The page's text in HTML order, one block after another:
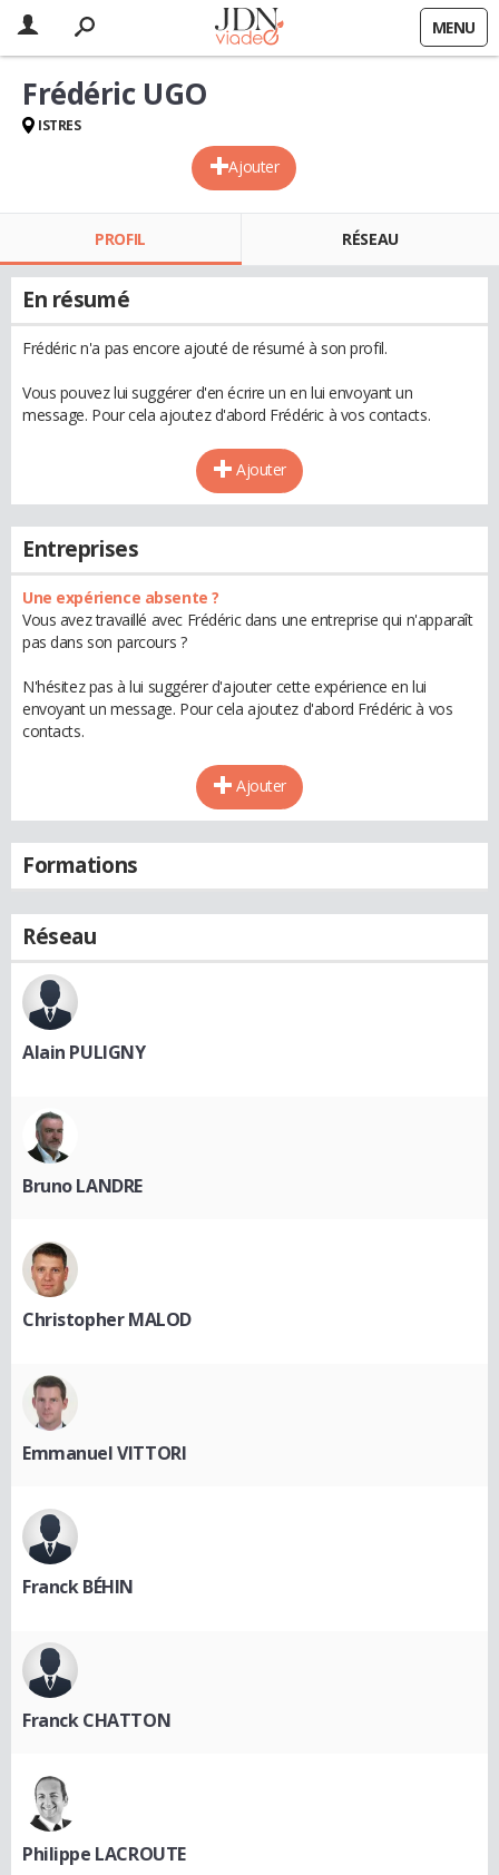
MENU
Ajouter
Frédéric UGO
ISTRES
PROFIL RÉSEAU
En résumé
Frédéric n'a pas encore ajouté de résumé à son profil.
Vous pouvez lui suggérer d'en écrire un en lui envoyant un
message. Pour cela ajoutez d'abord Frédéric à vos contacts.
Ajouter
Entreprises
Une expérience absente ?
Vous avez travaillé avec Frédéric dans une entreprise qui n'apparaît
pas dans son parcours ?
N'hésitez pas à lui suggérer d'ajouter cette expérience en lui
envoyant un message. Pour cela ajoutez d'abord Frédéric à vos
contacts.
Ajouter
Formations
Réseau
Alain PULIGNY
Bruno LANDRE
Christopher MALOD
Emmanuel VITTORI
Franck BÉHIN
Franck CHATTON
Philippe LACROUTE